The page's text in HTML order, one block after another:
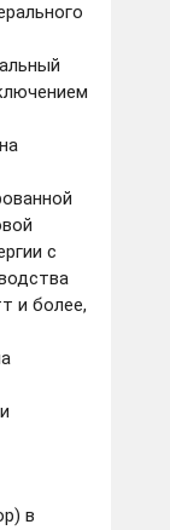
с
и более,
в